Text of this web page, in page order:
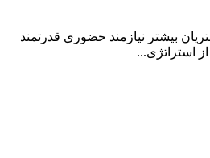
بیشتر نیازمند حضوری قدرتمند
استراتژی...